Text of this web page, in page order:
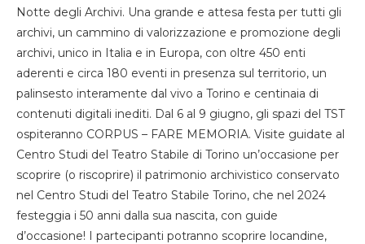
Notte degli Archivi. Una grande e attesa festa per tutti gli
archivi, un cammino di valorizzazione e promozione degli
archivi, unico in Italia e in Europa, con oltre 450 enti
aderenti e circa 180 eventi in presenza sul territorio, un
palinsesto interamente dal vivo a Torino e centinaia di
contenuti digitali inediti. Dal 6 al 9 giugno, gli spazi del TST
ospiteranno CORPUS – FARE MEMORIA. Visite guidate al
Centro Studi del Teatro Stabile di Torino un’occasione per
scoprire (o riscoprire) il patrimonio archivistico conservato
nel Centro Studi del Teatro Stabile Torino, che nel 2024
festeggia i 50 anni dalla sua nascita, con guide
d’occasione! I partecipanti potranno scoprire locandine,